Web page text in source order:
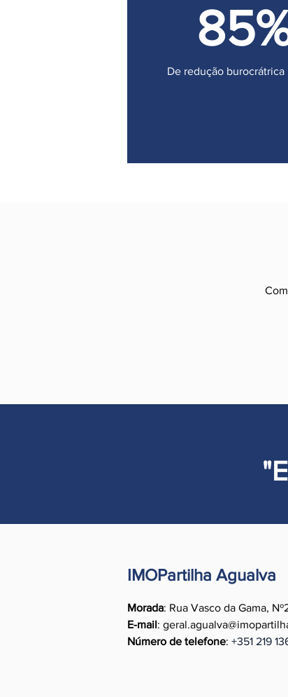
De redução burocrátrica
IMOPartilha Agualva
Morada: Rua Vasco da Gama,
E-mail:
Número de telefone: +351 219